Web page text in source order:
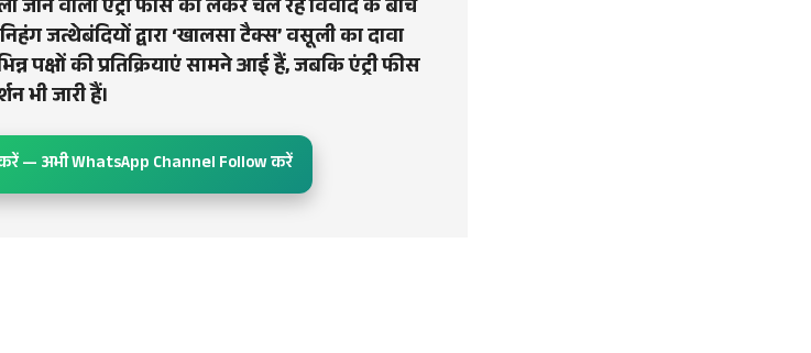
जाने वाली एंट्री फीस को लेकर चल रहे विवाद के बीच
जत्थेबंदियों द्वारा ‘खालसा टैक्स’ वसूली का दावा
पक्षों की प्रतिक्रियाएं सामने आई हैं, जबकि एंट्री फीस
भी जारी हैं।
— अभी WhatsApp Channel Follow करें